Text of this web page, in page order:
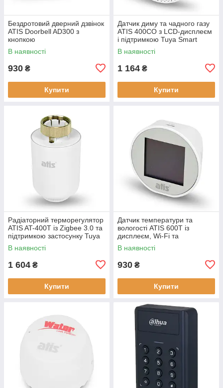
Бездротовий дверний дзвінок
ATIS Doorbell AD300 з
кнопкою
В наявності
930 ₴
Купити
Датчик диму та чадного газу
ATIS 400CO з LCD-дисплеєм
і підтримкою Tuya Smart
В наявності
1 164 ₴
Купити
Радіаторний терморегулятор
ATIS AT-400T із Zigbee 3.0 та
підтримкою застосунку Tuya
Smart
В наявності
1 604 ₴
Купити
Датчик температури та
вологості ATIS 600T із
дисплеєм, Wi-Fi та
підтримкою Tuya Smart
В наявності
930 ₴
Купити